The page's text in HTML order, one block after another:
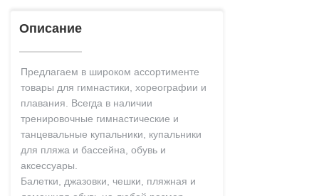
Описание
Предлагаем в широком ассортименте
товары для гимнастики, хореографии и
плавания. Всегда в наличии
тренировочные гимнастические и
танцевальные купальники, купальники
для пляжа и бассейна, обувь и
аксессуары.
Балетки, джазовки, чешки, пляжная и